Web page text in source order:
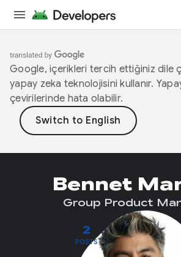
Google, içerikleri tercih ettiğiniz dile
yapay zeka teknolojisini kullanır.
çevirilerinde hata olabilir.
2
POSTS
Bennet
Group Product